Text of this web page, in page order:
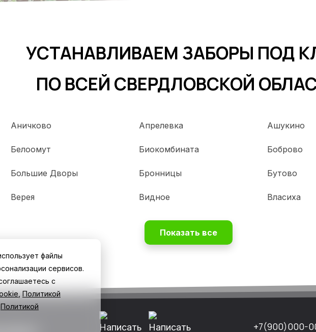
УСТАНАВЛИВАЕМ ЗАБОРЫ ПОД
ПО ВСЕЙ СВЕРДЛОВСКОЙ
Аничково Апрелевка Ашукино
Белоомут Биокомбината Боброво
Большие Дворы Бронницы Бутово
Верея Видное Власиха
Показать все
+7(900)000-
файлы
сервисов.
с
,Политикой
Политикой